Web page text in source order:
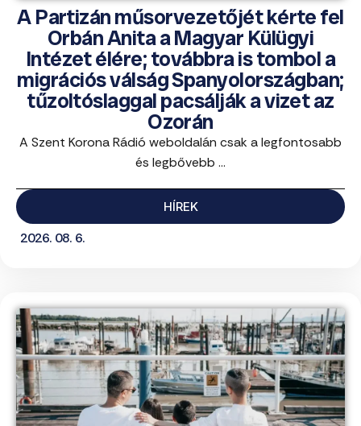
A Partizán műsorvezetőjét kérte fel
Orbán Anita a Magyar Külügyi
Intézet élére; továbbra is tombol a
migrációs válság Spanyolországban;
tűzoltóslaggal pacsálják a vizet az
Ozorán
A Szent Korona Rádió weboldalán csak a legfontosabb
és legbővebb ...
HÍREK
2026. 08. 6.